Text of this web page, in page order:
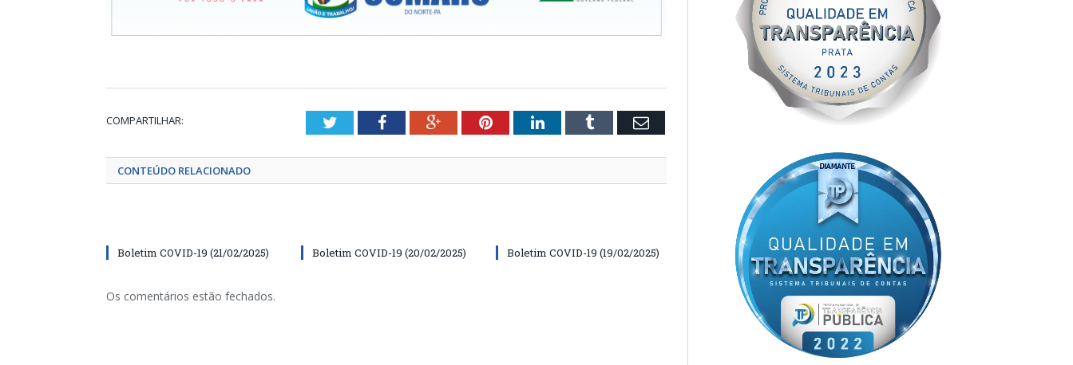
COMPARTILHAR: TwitterFacebookGoogle+PinterestLinkedInTumblr Email
CONTEÚDO RELACIONADO
Boletim COVID-19 (21/02/2025) Boletim COVID-19 (20/02/2025) Boletim COVID-19 (19/02/2025)
Os comentários estão fechados.